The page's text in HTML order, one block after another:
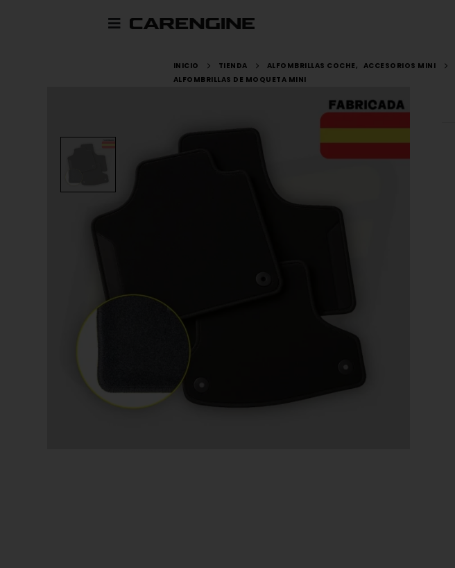
INICIO TIENDA ALFOMBRILLAS COCHE, ACCESORIOS MINI
ALFOMBRILLAS DE MOQUETA MINI